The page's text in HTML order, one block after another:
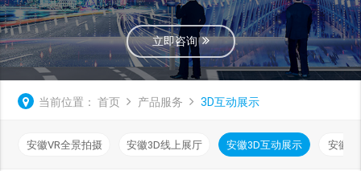
立即咨询
当前位置： 首页 产品服务 3D互动展示
安徽VR全景拍摄 安徽3D线上展厅 安徽3D互动展示 安徽